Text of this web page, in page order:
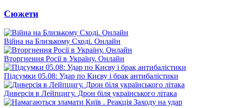
Сюжети
Війна на Близькому Сході. Онлайн
Вторгнення Росії в Україну. Онлайн
Підсумки 05.08: Удар по Києву і брак антибалістики
Диверсія в Лейпцигу. Дрон біля українського літака